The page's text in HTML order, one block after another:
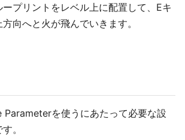
プリントをレベル上に配置して、Eキ
向へと火が飛んでいきます。
を使うにあたって必要な設
。